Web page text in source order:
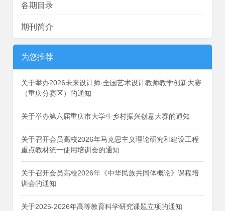
各期目录
期刊简介
为您推荐
关于举办2026未来设计师·全国艺术设计教师教学创新大赛
（重庆分赛区）的通知
关于举办第六届重庆市大学生乡村振兴创意大赛的通知
关于召开会员高校2026年马克思主义理论研究和建设工程
重点教材统一使用培训会的通知
关于召开会员高校2026年《中华民族共同体概论》课程培
训会的通知
关于2025-2026年高等教育科学研究课题立项的通知